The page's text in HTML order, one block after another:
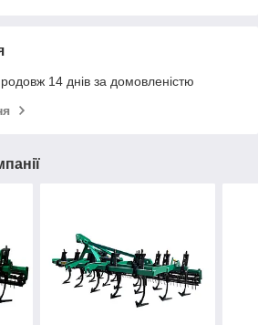
14 днів за домовленістю